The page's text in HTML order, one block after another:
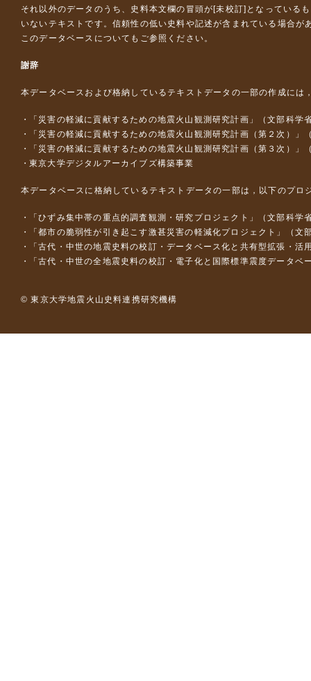
それ以外のデータのうち、史料本文欄の冒頭が[未校訂]となっている
いないテキストです。信頼性の低い史料や記述が含まれている場合が
このデータベースについて もご参照ください。
謝辞
本データベースおよび格納しているテキストデータの一部の作成には
「災害の軽減に貢献するための地震火山観測研究計画」（文部科学
「災害の軽減に貢献するための地震火山観測研究計画（第２次）」
「災害の軽減に貢献するための地震火山観測研究計画（第３次）」
東京大学デジタルアーカイブズ構築事業
本データベースに格納しているテキストデータの一部は，以下のプロ
「ひずみ集中帯の重点的調査観測・研究プロジェクト」（文部科
「都市の脆弱性が引き起こす激甚災害の軽減化プロジェクト」（
「古代・中世の地震史料の校訂・データベース化と共有型拡張・
「古代・中世の全地震史料の校訂・電子化と国際標準震度データ
© 東京大学地震火山史料連携研究機構